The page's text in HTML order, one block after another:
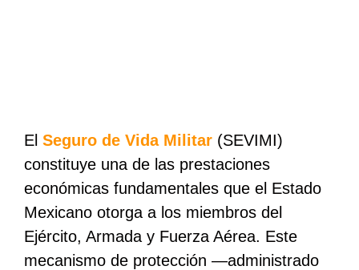
El Seguro de Vida Militar (SEVIMI)
constituye una de las prestaciones
económicas fundamentales que el Estado
Mexicano otorga a los miembros del
Ejército, Armada y Fuerza Aérea. Este
mecanismo de protección —administrado